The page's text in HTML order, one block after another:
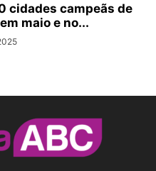
cidades campeãs de
maio e no...